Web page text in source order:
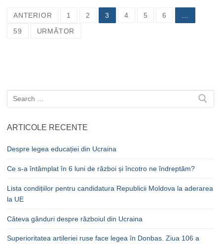
Navigare
în
ANTERIOR 1 2 3 4 5 6
59
URMĂTOR
Caută
după:
ARTICOLE RECENTE
Despre legea educației din Ucraina
Ce s-a întâmplat în 6 luni de război și încotro ne îndreptăm?
Lista condițiilor pentru candidatura Republicii Moldova la aderarea
la UE
Câteva gânduri despre războiul din Ucraina
Superioritatea artileriei ruse face legea în Donbas. Ziua 106 a